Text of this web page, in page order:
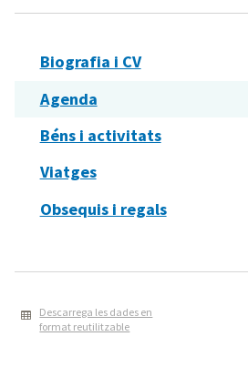
Biografia i CV
Agenda
Béns i activitats
Viatges
Obsequis i regals
Descarrega les dades en
format reutilitzable